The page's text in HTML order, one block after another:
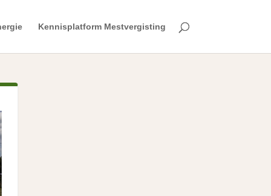
Kennisplatform Mestvergisting